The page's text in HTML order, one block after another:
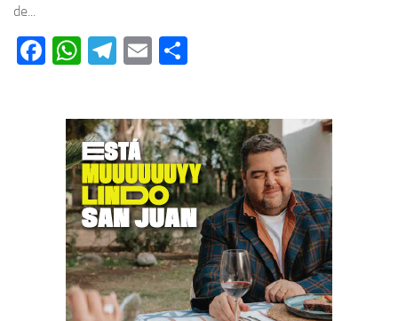
de...
Facebook
WhatsApp
Telegram
Email